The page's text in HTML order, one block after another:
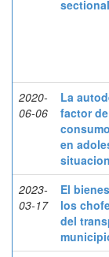
2020-
06-06
La
factor
en
2023-
03-17
El
los
del